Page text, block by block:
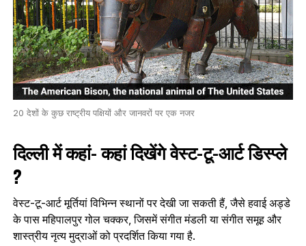
20 देशों के कुछ राष्ट्रीय पक्षियों और जानवरों पर एक नजर
दिल्ली में कहां- कहां दिखेंगे वेस्ट-टू-आर्ट डिस्प्ले
?
वेस्ट-टू-आर्ट मूर्तियां विभिन्न स्थानों पर देखी जा सकती हैं, जैसे हवाई अड्डे
के पास महिपालपुर गोल चक्कर, जिसमें संगीत मंडली या संगीत समूह और
शास्त्रीय नृत्य मुद्राओं को प्रदर्शित किया गया है.